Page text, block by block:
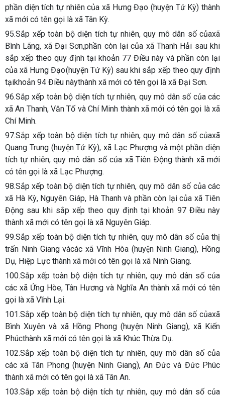
phần diện tích tự nhiên của xã Hưng Đạo (huyện Tứ Kỳ) thành
xã mới có tên gọi là xã Tân Kỳ.
95.Sắp xếp toàn bộ diện tích tự nhiên, quy mô dân số củaxã
Bình Lãng, xã Đại Sơn,phần còn lại của xã Thanh Hải sau khi
sắp xếp theo quy định tại khoản 77 Điều này và phần còn lại
của xã Hưng Đạo(huyện Tứ Kỳ) sau khi sắp xếp theo quy định
tạikhoản 94 Điều nàythành xã mới có tên gọi là xã Đại Sơn.
96.Sắp xếp toàn bộ diện tích tự nhiên, quy mô dân số của các
xã An Thanh, Văn Tố và Chí Minh thành xã mới có tên gọi là xã
Chí Minh.
97.Sắp xếp toàn bộ diện tích tự nhiên, quy mô dân số củaxã
Quang Trung (huyện Tứ Kỳ), xã Lạc Phượng và một phần diện
tích tự nhiên, quy mô dân số của xã Tiên Động thành xã mới
có tên gọi là xã Lạc Phượng.
98.Sắp xếp toàn bộ diện tích tự nhiên, quy mô dân số của các
xã Hà Kỳ, Nguyên Giáp, Hà Thanh và phần còn lại của xã Tiên
Động sau khi sắp xếp theo quy định tại khoản 97 Điều này
thành xã mới có tên gọi là xã Nguyên Giáp.
99.Sắp xếp toàn bộ diện tích tự nhiên, quy mô dân số của thị
trấn Ninh Giang vàcác xã Vĩnh Hòa (huyện Ninh Giang), Hồng
Dụ, Hiệp Lực thành xã mới có tên gọi là xã Ninh Giang.
100.Sắp xếp toàn bộ diện tích tự nhiên, quy mô dân số của
các xã Ứng Hòe, Tân Hương và Nghĩa An thành xã mới có tên
gọi là xã Vĩnh Lại.
101.Sắp xếp toàn bộ diện tích tự nhiên, quy mô dân số củaxã
Bình Xuyên và xã Hồng Phong (huyện Ninh Giang), xã Kiến
Phúcthành xã mới có tên gọi là xã Khúc Thừa Dụ.
102.Sắp xếp toàn bộ diện tích tự nhiên, quy mô dân số của
các xã Tân Phong (huyện Ninh Giang), An Đức và Đức Phúc
thành xã mới có tên gọi là xã Tân An.
103.Sắp xếp toàn bộ diện tích tự nhiên, quy mô dân số của